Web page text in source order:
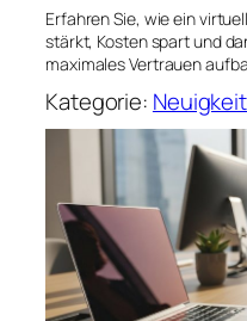
Erfahren Sie, wie ein
stärkt, Kosten spart und
maximales Vertrauen
Kategorie: